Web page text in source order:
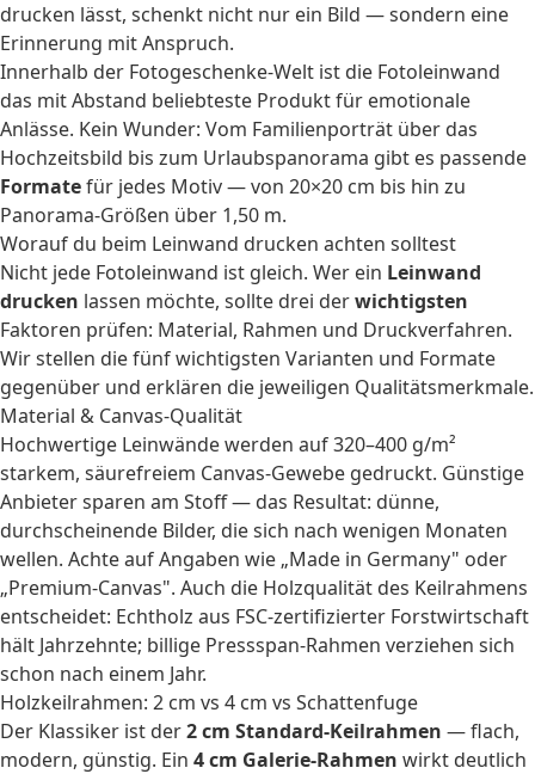
drucken lässt, schenkt nicht nur ein Bild — sondern eine
Erinnerung mit Anspruch.
Innerhalb der Fotogeschenke-Welt ist die Fotoleinwand
das mit Abstand beliebteste Produkt für emotionale
Anlässe. Kein Wunder: Vom Familienporträt über das
Hochzeitsbild bis zum Urlaubspanorama gibt es passende
Formatefür jedes Motiv — von 20×20 cm bis hin zu
Panorama-Größen über 1,50 m.
Worauf du beim Leinwand drucken achten solltest
Nicht jede Fotoleinwand ist gleich. Wer ein Leinwand
drucken lassen möchte, sollte drei derwichtigsten
Faktoren prüfen: Material, Rahmen und Druckverfahren.
Wir stellen die fünf wichtigsten Varianten und Formate
gegenüber und erklären die jeweiligen Qualitätsmerkmale.
Material & Canvas-Qualität
Hochwertige Leinwände werden auf 320–400 g/m²
starkem, säurefreiem Canvas-Gewebe gedruckt. Günstige
Anbieter sparen am Stoff — das Resultat: dünne,
durchscheinende Bilder, die sich nach wenigen Monaten
wellen. Achte auf Angaben wie „Made in Germany" oder
„Premium-Canvas". Auch die Holzqualität des Keilrahmens
entscheidet: Echtholz aus FSC-zertifizierter Forstwirtschaft
hält Jahrzehnte; billige Pressspan-Rahmen verziehen sich
schon nach einem Jahr.
Holzkeilrahmen: 2 cm vs 4 cm vs Schattenfuge
Der Klassiker ist der2 cm Standard-Keilrahmen — flach,
modern, günstig. Ein 4 cm Galerie-Rahmen wirkt deutlich